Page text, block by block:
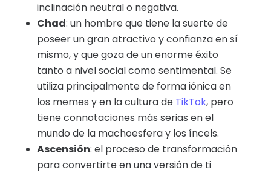
inclinación neutral o negativa.
Chad: un hombre que tiene la suerte de
poseer un gran atractivo y confianza en sí
mismo, y que goza de un enorme éxito
tanto a nivel social como sentimental. Se
utiliza principalmente de forma iónica en
los memes y en la cultura de TikTok, pero
tiene connotaciones más serias en el
mundo de la machoesfera y los íncels.
Ascensión: el proceso de transformación
para convertirte en una versión de ti